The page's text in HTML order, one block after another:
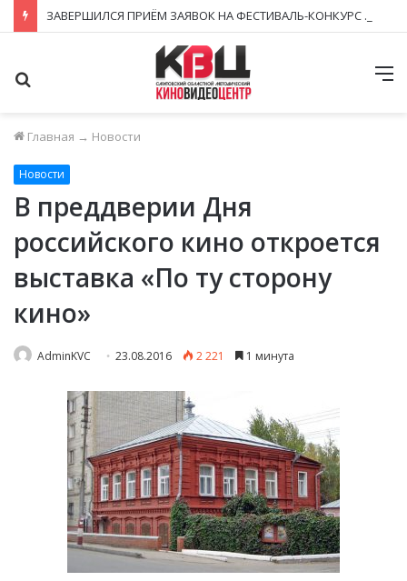
ЗАВЕРШИЛСЯ ПРИЁМ ЗАЯВОК НА ФЕСТИВАЛЬ-КОНКУРС «КИНОВЕРТИКАЛЬ 2026»
Главная → Новости
Новости
В преддверии Дня
российского кино откроется
выставка «По ту сторону
кино»
AdminKVC 23.08.2016 2 221 1 минута